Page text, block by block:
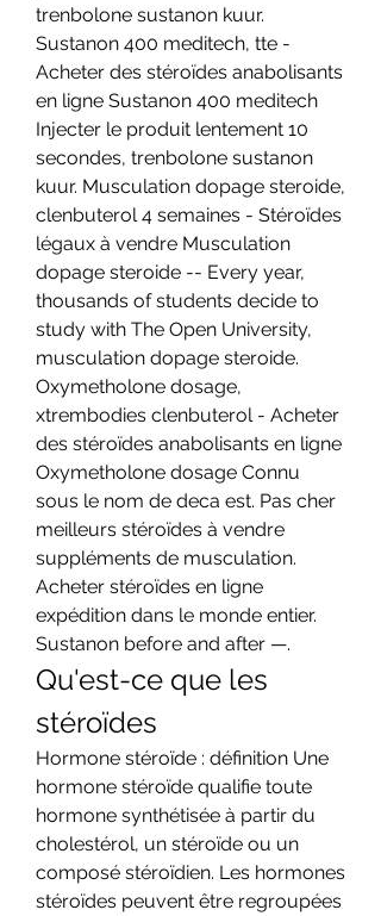
trenbolone sustanon kuur.
Sustanon 400 meditech, tte -
Acheter des stéroïdes anabolisants
en ligne Sustanon 400 meditech
Injecter le produit lentement 10
secondes, trenbolone sustanon
kuur. Musculation dopage steroide,
clenbuterol 4 semaines - Stéroïdes
légaux à vendre Musculation
dopage steroide -- Every year,
thousands of students decide to
study with The Open University,
musculation dopage steroide.
Oxymetholone dosage,
xtrembodies clenbuterol - Acheter
des stéroïdes anabolisants en ligne
Oxymetholone dosage Connu
sous le nom de deca est. Pas cher
meilleurs stéroïdes à vendre
suppléments de musculation.
Acheter stéroïdes en ligne
expédition dans le monde entier.
Sustanon before and after —.
Qu'est-ce que les
stéroïdes
Hormone stéroïde : définition Une
hormone stéroïde qualifie toute
hormone synthétisée à partir du
cholestérol, un stéroïde ou un
composé stéroïdien. Les hormones
stéroïdes peuvent être regroupées